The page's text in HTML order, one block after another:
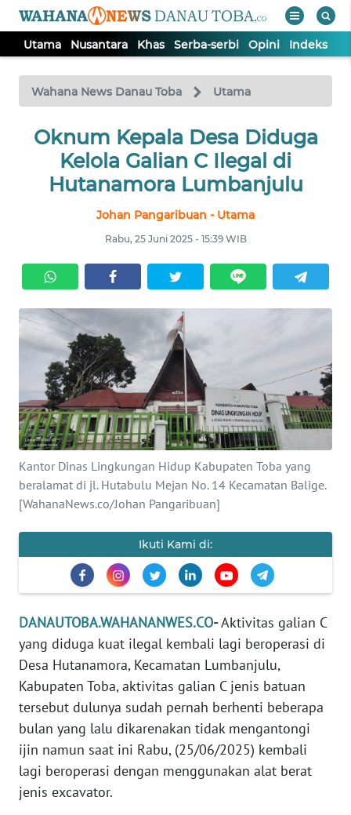
Utama Nusantara Khas Serba-serbi Opini Indeks
Wahana News Danau Toba Utama
Oknum Kepala Desa Diduga
Kelola Galian C Ilegal di
Hutanamora Lumbanjulu
Johan Pangaribuan - Utama
Rabu, 25 Juni 2025 - 15:39 WIB
Kantor Dinas Lingkungan Hidup Kabupaten Toba yang
beralamat di jl. Hutabulu Mejan No. 14 Kecamatan Balige.
[WahanaNews.co/Johan Pangaribuan]
Ikuti Kami di:
DANAUTOBA.WAHANANWES.CO-Aktivitas galian C
yang diduga kuat ilegal kembali lagi beroperasi di
Desa Hutanamora, Kecamatan Lumbanjulu,
Kabupaten Toba, aktivitas galian C jenis batuan
tersebut dulunya sudah pernah berhenti beberapa
bulan yang lalu dikarenakan tidak mengantongi
ijin namun saat ini Rabu, (25/06/2025) kembali
lagi beroperasi dengan menggunakan alat berat
jenis excavator.
TV
Tutup
UTAMA
NUSANTARA
SERBA-
SERBI
OPINI
Informasi
INDEKS
BERITA
KONTAK
KAMI
IKLAN
KAMI
PEDOMAN
MEDIA
SIBER
REDAKSI
KARIR
DISCLAIMER